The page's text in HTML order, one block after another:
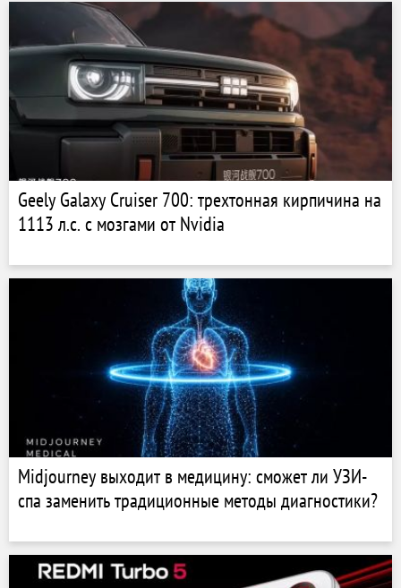
Geely Galaxy Cruiser 700: трехтонная кирпичина на
1113 л.с. с мозгами от Nvidia
Midjourney выходит в медицину: сможет ли УЗИ-
спа заменить традиционные методы диагностики?